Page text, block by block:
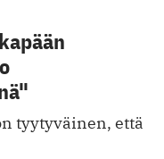
tyytyväinen, että